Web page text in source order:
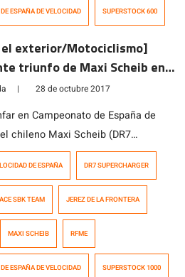
muy enfocados en los resultados […]
ESPAÑA DE VELOCIDAD SUPERSTOCK 600
el exterior/Motociclismo]
triunfo de Maxi Scheib en
| 28 de octubre 2017
en Campeonato de España de
chileno Maxi Scheib (DR7
Jerez de la Frontera, sede de la
bien y pudo alejarse de sus rivales.
del final, Carmelo Morales […]
DE ESPAÑA DR7 SUPERCHARGER
SBK TEAM JEREZ DE LA FRONTERA
MAXI SCHEIB RFME
ESPAÑA DE VELOCIDAD SUPERSTOCK 1000